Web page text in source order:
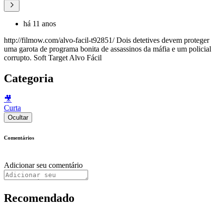
há 11 anos
http://filmow.com/alvo-facil-t92851/ Dois detetives devem proteger
uma garota de programa bonita de assassinos da máfia e um policial
corrupto. Soft Target Alvo Fácil
Categoria
🎥
Curta
Ocultar
Comentários
Adicionar seu comentário
Recomendado